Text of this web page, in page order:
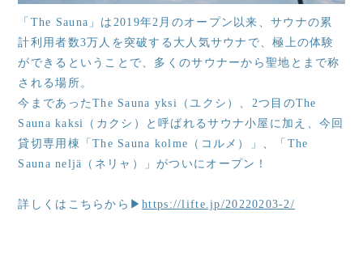
「The Sauna」は2019年2月のオープン以来、サウナの累
計利用者数3万人を突破する大人気サウナで、極上の体験
ができるということで、多くのサウナーから聖地とまで称
される場所。
今まであったThe Sauna yksi（ユクシ）、2つ目のThe
Sauna kaksi（カクシ）と呼ばれるサウナ小屋に加え、今回
貸切専用棟「The Sauna kolme（コルメ）」、「The
Sauna neljä（ネリャ）」がついにオープン！
詳しくはこちらから▶https://lifte.jp/20220203-2/